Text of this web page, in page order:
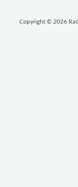
Copyright © 2026